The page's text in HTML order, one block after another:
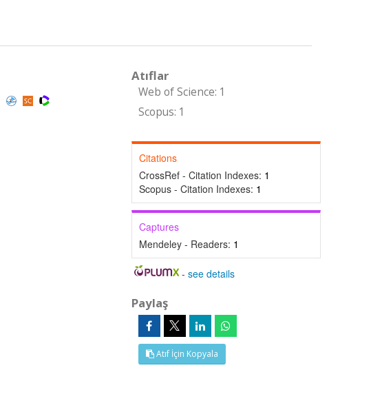
Atıflar
Web of Science: 1
Scopus: 1
Citations
CrossRef - Citation Indexes: 1
Scopus - Citation Indexes: 1
Captures
Mendeley - Readers: 1
-see details
Paylaş
Atıf İçin Kopyala